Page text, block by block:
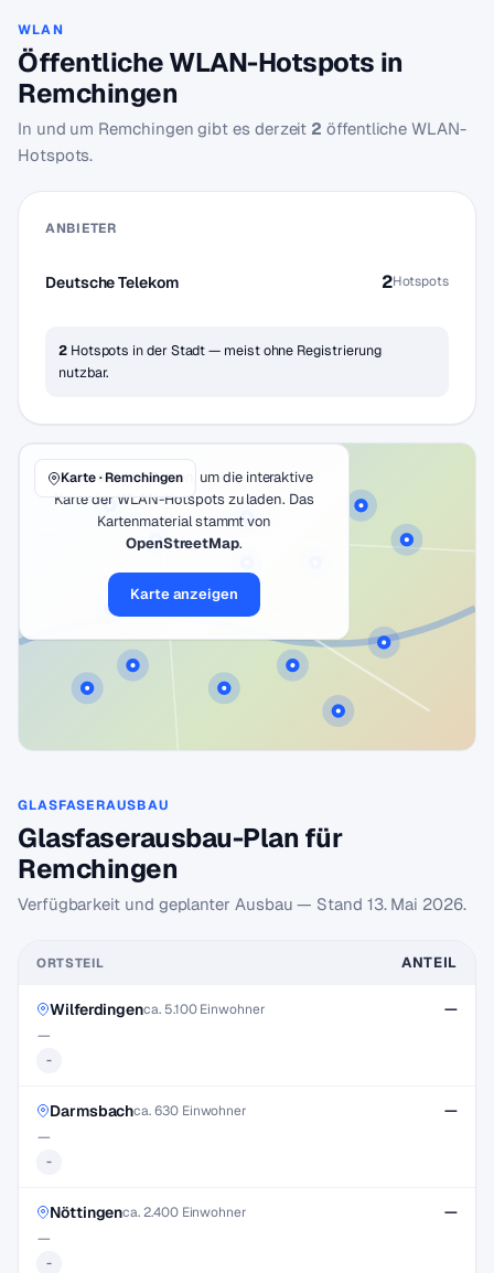
WLAN
Öffentliche WLAN-Hotspots in
Remchingen
In und um Remchingen gibt es derzeit 2 öffentliche WLAN-
Hotspots.
ANBIETER
Deutsche Telekom 2Hotspots
2Hotspots in der Stadt — meist ohne Registrierung
nutzbar.
Klicke auf den Button, um die interaktive
Karte der WLAN-Hotspots zu laden. Das
Kartenmaterial stammt von
OpenStreetMap.
Karte anzeigen
Karte · Remchingen
GLASFASERAUSBAU
Glasfaserausbau-Plan für
Remchingen
Verfügbarkeit und geplanter Ausbau — Stand 13. Mai 2026.
ORTSTEIL ANTEIL
Wilferdingenca. 5.100 Einwohner
-
—
—
Darmsbachca. 630 Einwohner
-
—
—
Nöttingenca. 2.400 Einwohner
-
—
—